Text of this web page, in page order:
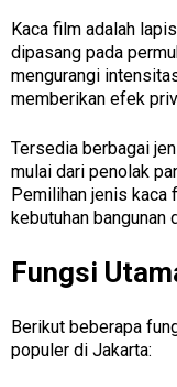
Kaca film adalah
dipasang pada
mengurangi
memberikan efek
Tersedia berbagai
mulai dari penolak
Pemilihan jenis kaca
kebutuhan bangunan
Fungsi
Berikut beberapa
populer di Jakarta: